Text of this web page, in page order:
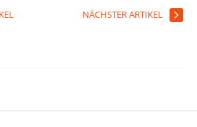
NÄCHSTER ARTIKEL